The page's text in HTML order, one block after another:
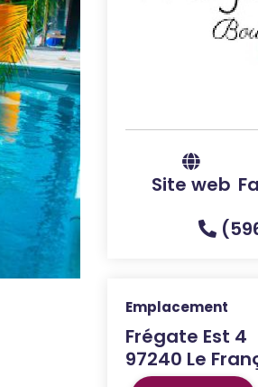
Site web
Emplacement
Frégate Est 4
97240 Le